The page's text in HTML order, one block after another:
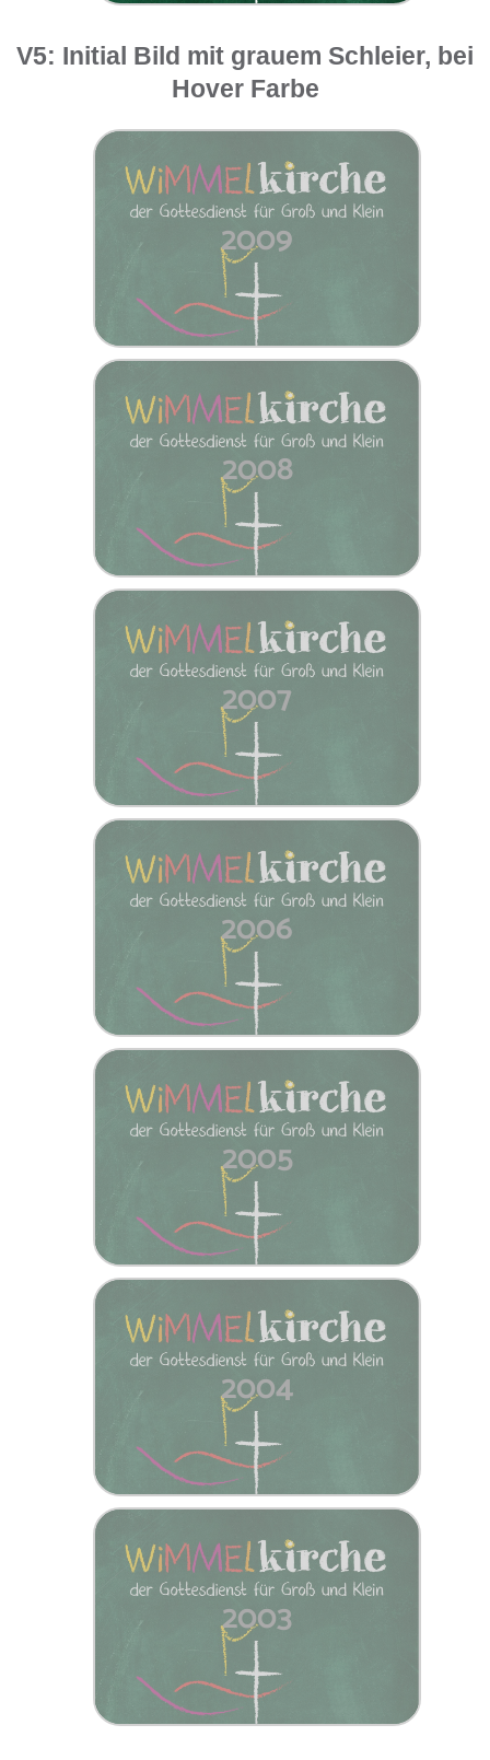
V5: Initial Bild mit grauem Schleier, bei
Hover Farbe
2009
2008
2007
2006
2005
2004
2003